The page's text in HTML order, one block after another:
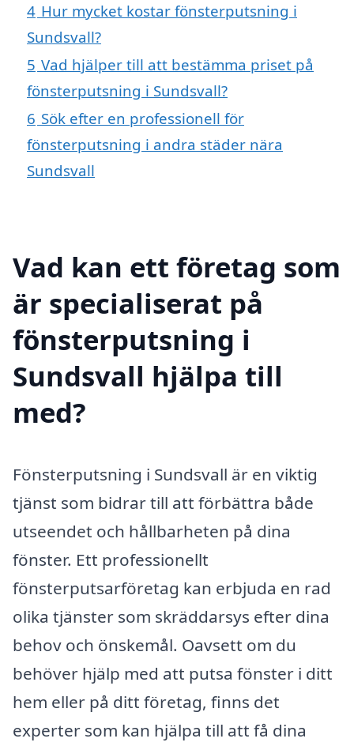
4 Hur mycket kostar fönsterputsning i
Sundsvall?
5 Vad hjälper till att bestämma priset på
fönsterputsning i Sundsvall?
6 Sök efter en professionell för
fönsterputsning i andra städer nära
Sundsvall
Vad kan ett företag som
är specialiserat på
fönsterputsning i
Sundsvall hjälpa till
med?
Fönsterputsning i Sundsvall är en viktig
tjänst som bidrar till att förbättra både
utseendet och hållbarheten på dina
fönster. Ett professionellt
fönsterputsarföretag kan erbjuda en rad
olika tjänster som skräddarsys efter dina
behov och önskemål. Oavsett om du
behöver hjälp med att putsa fönster i ditt
hem eller på ditt företag, finns det
experter som kan hjälpa till att få dina